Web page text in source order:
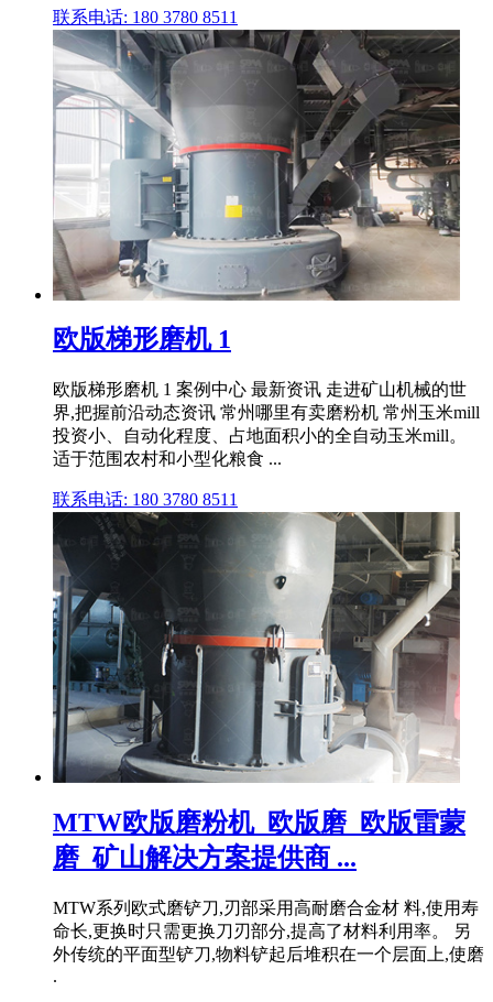
联系电话: 180 3780 8511
欧版梯形磨机 1
欧版梯形磨机 1 案例中心 最新资讯 走进矿山机械的世
界,把握前沿动态资讯 常州哪里有卖磨粉机 常州玉米mill
投资小、自动化程度、占地面积小的全自动玉米mill。
适于范围农村和小型化粮食 ...
联系电话: 180 3780 8511
MTW欧版磨粉机_欧版磨_欧版雷蒙
磨_矿山解决方案提供商 ...
MTW系列欧式磨铲刀,刃部采用高耐磨合金材 料,使用寿
命长,更换时只需更换刀刃部分,提高了材料利用率。 另
外传统的平面型铲刀,物料铲起后堆积在一个层面上,使磨
.